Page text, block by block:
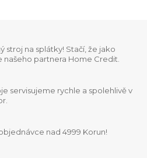
stroj na splátky! Stačí, že jako
partnera Home Credit.
servisujeme rychle a spolehlivě v
nad 4999 Korun!